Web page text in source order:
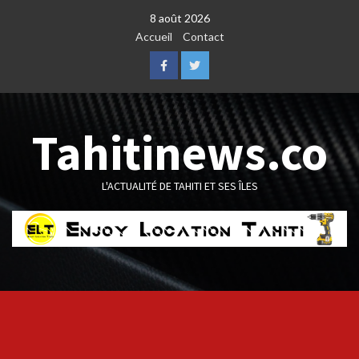
8 août 2026
Accueil
Contact
FacebookTwitter
Tahitinews.co
L'ACTUALITÉ DE TAHITI ET SES ÎLES